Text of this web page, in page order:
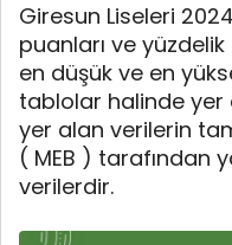
Giresun Liseleri
puanları ve yüzdelik
en düşük ve en
tablolar halinde yer
yer alan verilerin
( MEB ) tarafından
verilerdir.